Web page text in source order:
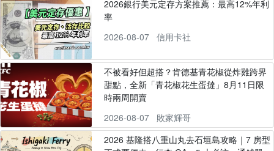
2026銀行美元定存方案推薦：最高12%年利
率
2026-08-07
信用卡社
不被看好但超搭？肯德基青花椒從炸雞跨界
甜點，全新「青花椒花生蛋撻」8月11日限
時兩周開賣
2026-08-07
敗家輝哥
2026 基隆搭八重山丸去石垣島攻略｜7 房型